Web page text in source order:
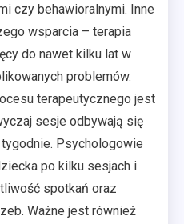
czy behawioralnymi. Inne
wsparcia – terapia
do nawet kilku lat w
problemów.
terapeutycznego jest
sesje odbywają się
Psychologowie
po kilku sesjach i
spotkań oraz
Ważne jest również